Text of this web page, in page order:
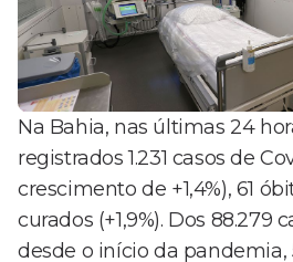
Na Bahia, nas últimas 24
registrados 1.231 casos de
crescimento de +1,4%), 61
curados (+1,9%). Dos 88.279
desde o início da pandemia,